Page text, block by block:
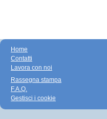
Home
Contatti
Lavora con noi
Rassegna stampa
F.A.Q.
Gestisci i cookie